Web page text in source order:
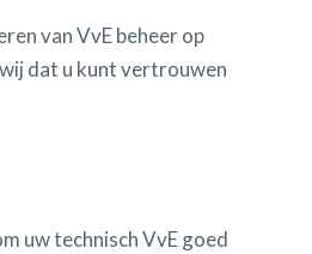
van VvE beheer op
dat u kunt vertrouwen
uw technisch VvE goed